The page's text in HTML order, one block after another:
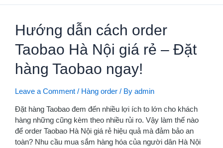
vận
hàng
Trung
Quốc
Nam
càng
cao
Hướng dẫn cách order
Taobao Hà Nội giá rẻ – Đặt
hàng Taobao ngay!
Leave a Comment / Hàng order / By admin
Đặt hàng Taobao đem đến nhiều lợi ích to lớn cho khách
hàng những cũng kèm theo nhiều rủi ro. Vậy làm thế nào
để order Taobao Hà Nội giá rẻ hiệu quả mà đảm bảo an
toàn? Nhu cầu mua sắm hàng hóa của người dân Hà Nội